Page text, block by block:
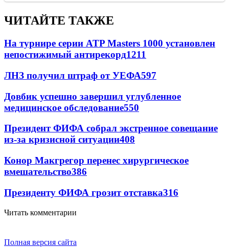
ЧИТАЙТЕ ТАКЖЕ
На турнире серии ATP Masters 1000 установлен
непостижимый антирекорд1211
ЛНЗ получил штраф от УЕФА597
Довбик успешно завершил углубленное
медицинское обследование550
Президент ФИФА собрал экстренное совещание
из-за кризисной ситуации408
Конор Макгрегор перенес хирургическое
вмешательство386
Президенту ФИФА грозит отставка316
Читать комментарии
Полная версия сайта